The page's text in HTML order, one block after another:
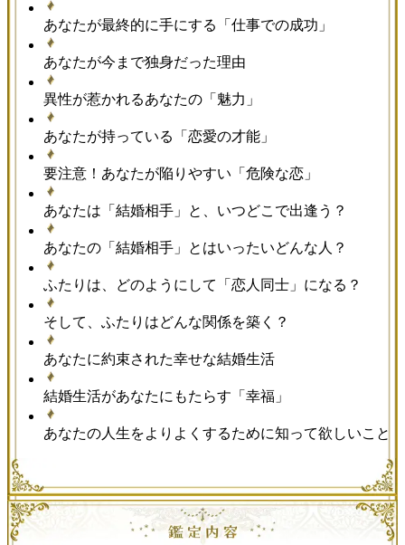
あなたが最終的に手にする「仕事での成功」
あなたが今まで独身だった理由
異性が惹かれるあなたの「魅力」
あなたが持っている「恋愛の才能」
要注意！あなたが陥りやすい「危険な恋」
あなたは「結婚相手」と、いつどこで出逢う？
あなたの「結婚相手」とはいったいどんな人？
ふたりは、どのようにして「恋人同士」になる？
そして、ふたりはどんな関係を築く？
あなたに約束された幸せな結婚生活
結婚生活があなたにもたらす「幸福」
あなたの人生をよりよくするために知って欲しいこと